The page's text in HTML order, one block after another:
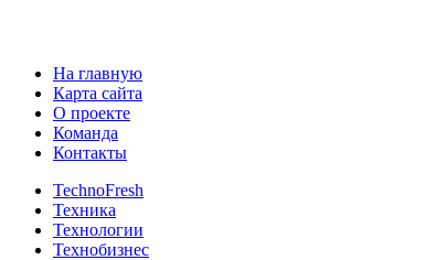
На главную
Карта сайта
О проекте
Команда
Контакты
TechnoFresh
Техника
Технологии
Технобизнес